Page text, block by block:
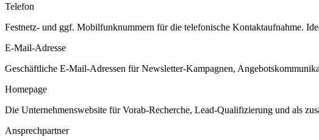
Telefon
Festnetz- und ggf. Mobilfunknummern für die telefonische Kontaktaufnahme.
E-Mail-Adresse
Geschäftliche E-Mail-Adressen für Newsletter-Kampagnen,
Homepage
Die Unternehmenswebsite für Vorab-Recherche, Lead-Qualifizierung und als
Ansprechpartner